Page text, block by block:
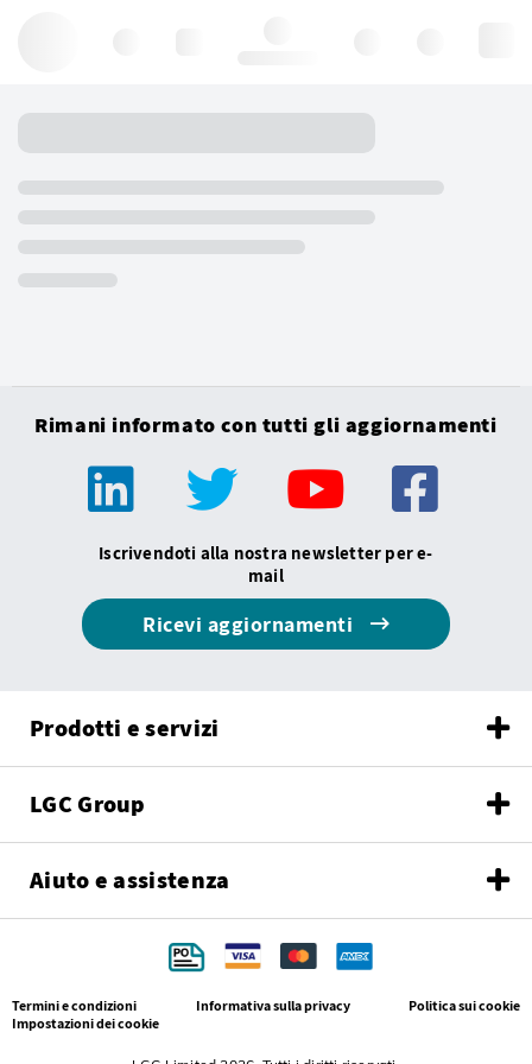
Rimani informato con tutti gli aggiornamenti
Iscrivendoti alla nostra newsletter per e-
mail
Ricevi aggiornamenti
Prodotti e servizi
LGC Group
Aiuto e assistenza
Termini e condizioni Informativa sulla privacy
Politica sui cookie
Impostazioni dei cookie